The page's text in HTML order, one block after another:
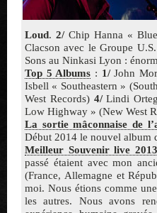
Loud. 2/Chip Hanna «
Clacson avec le Groupe
Sons au Ninkasi Lyon :
Top 5 Albums : 1/John
Isbell « Southeastern »
West Records) 4/Lindi
Low Highway » (New West
La sortie mâconnaise de
Début 2014 le nouvel album
Meilleur Souvenir live 2013
passé étaient avec mon
(France, Allemagne et
moi. Nous étions comme
les autres. Nous avons